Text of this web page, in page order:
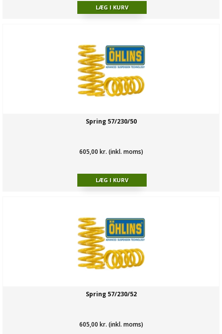
Spring 57/230/50
605,00 kr. (inkl. moms)
Spring 57/230/52
605,00 kr. (inkl. moms)